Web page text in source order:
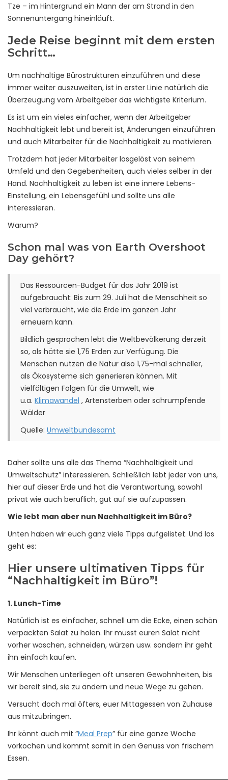
Tze – im Hintergrund ein Mann der am Strand in den
Sonnenuntergang hineinläuft.
Jede Reise beginnt mit dem ersten
Schritt…
Um nachhaltige Bürostrukturen einzuführen und diese
immer weiter auszuweiten, ist in erster Linie natürlich die
Überzeugung vom Arbeitgeber das wichtigste Kriterium.
Es ist um ein vieles einfacher, wenn der Arbeitgeber
Nachhaltigkeit lebt und bereit ist, Änderungen einzuführen
und auch Mitarbeiter für die Nachhaltigkeit zu motivieren.
Trotzdem hat jeder Mitarbeiter losgelöst von seinem
Umfeld und den Gegebenheiten, auch vieles selber in der
Hand. Nachhaltigkeit zu leben ist eine innere Lebens-
Einstellung, ein Lebensgefühl und sollte uns alle
interessieren.
Warum?
Schon mal was von Earth Overshoot
Day gehört?
Das Ressourcen-Budget für das Jahr 2019 ist
aufgebraucht: Bis zum 29. Juli hat die Menschheit so
viel verbraucht, wie die Erde im ganzen Jahr
erneuern kann.
Bildlich gesprochen lebt die Weltbevölkerung derzeit
so, als hätte sie 1,75 Erden zur Verfügung. Die
Menschen nutzen die Natur also 1,75-mal schneller,
als Ökosysteme sich generieren können. Mit
vielfältigen Folgen für die Umwelt, wie
u.a. Klimawandel , Artensterben oder schrumpfende
Wälder
Quelle: Umweltbundesamt
Daher sollte uns alle das Thema “Nachhaltigkeit und
Umweltschutz” interessieren. Schließlich lebt jeder von uns,
hier auf dieser Erde und hat die Verantwortung, sowohl
privat wie auch beruflich, gut auf sie aufzupassen.
Wie lebt man aber nun Nachhaltigkeit im Büro?
Unten haben wir euch ganz viele Tipps aufgelistet. Und los
geht es:
Hier unsere ultimativen Tipps für
“Nachhaltigkeit im Büro”!
1. Lunch-Time
Natürlich ist es einfacher, schnell um die Ecke, einen schön
verpackten Salat zu holen. Ihr müsst euren Salat nicht
vorher waschen, schneiden, würzen usw. sondern ihr geht
ihn einfach kaufen.
Wir Menschen unterliegen oft unseren Gewohnheiten, bis
wir bereit sind, sie zu ändern und neue Wege zu gehen.
Versucht doch mal öfters, euer Mittagessen von Zuhause
aus mitzubringen.
Ihr könnt auch mit “Meal Prep” für eine ganze Woche
vorkochen und kommt somit in den Genuss von frischem
Essen.